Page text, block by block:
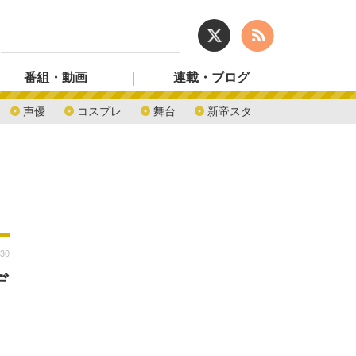
声優 コスプレ 舞台 新帝スタ
番組・動画 連載・ブログ